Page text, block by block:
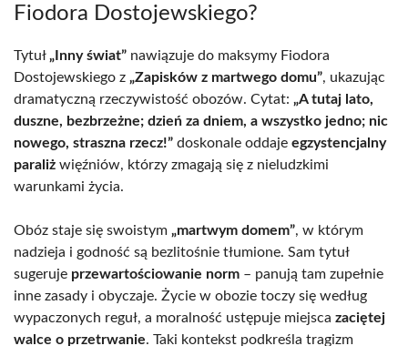
Fiodora Dostojewskiego?
Tytuł„Inny świat” nawiązuje do maksymy Fiodora
Dostojewskiego z „Zapisków z martwego domu”, ukazując
dramatyczną rzeczywistość obozów. Cytat: „A tutaj lato,
duszne, bezbrzeżne; dzień za dniem, a wszystko jedno; nic
nowego, straszna rzecz!” doskonale oddaje egzystencjalny
paraliż więźniów, którzy zmagają się z nieludzkimi
warunkami życia.
Obóz staje się swoistym „martwym domem”, w którym
nadzieja i godność są bezlitośnie tłumione. Sam tytuł
sugeruje przewartościowanie norm – panują tam zupełnie
inne zasady i obyczaje. Życie w obozie toczy się według
wypaczonych reguł, a moralność ustępuje miejsca zaciętej
walce o przetrwanie. Taki kontekst podkreśla tragizm